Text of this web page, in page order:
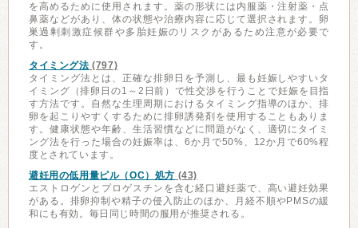
を高めるために使用されます。薬の形状には内服薬・注射薬・点
鼻薬などがあり、体の状態や治療内容に応じて選択されます。卵
巣過剰刺激症候群や多胎妊娠のリスクがあるため注意が必要で
す。
タイミング法 (797)
タイミング法とは、正確な排卵日を予測し、最も妊娠しやすいタ
イミング（排卵日の1～2日前）で性交渉を行うことで妊娠を目指
す方法です。自然な生理周期におけるタイミング指導のほか、排
卵を起こりやすくするために排卵誘発剤を使用することもありま
す。健康状態や年齢、生活習慣などに問題がなく、適切にタイミ
ング法を行った場合の妊娠率は、6か月で50%、12か月で60%程
度とされています。
避妊用の低用量ピル（OC）処方 (43)
エストロゲンとプロゲスチンを含む経口避妊薬で、高い避妊効果
がある。排卵抑制や精子の侵入防止のほか、月経不順やPMSの緩
和にも有効。毎日同じ時間の服用が推奨される。